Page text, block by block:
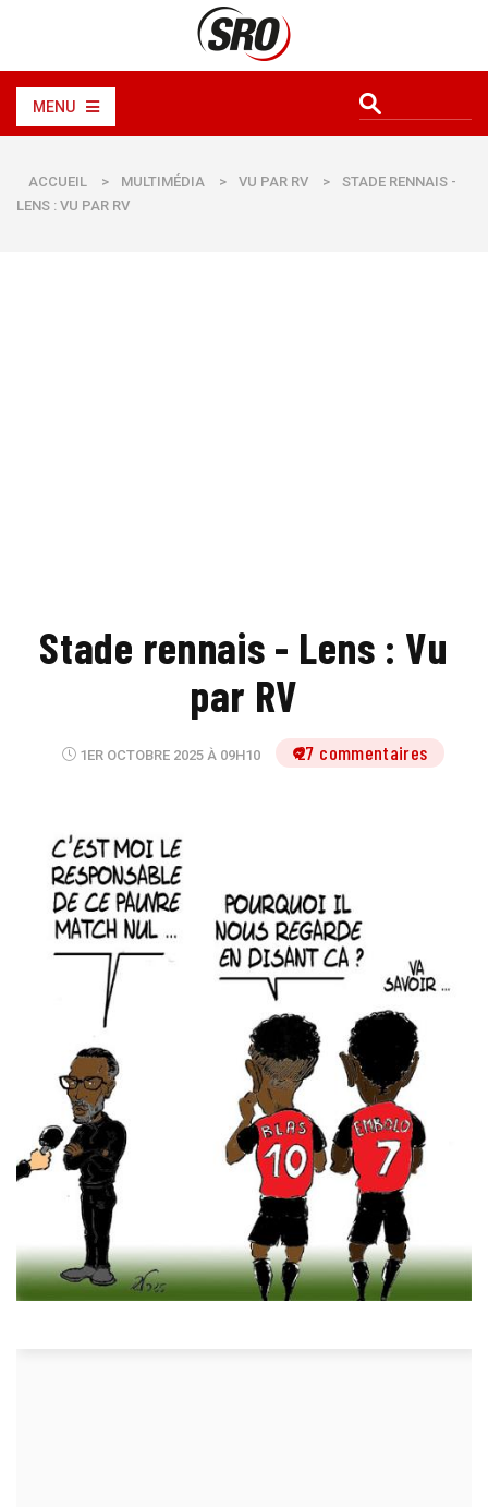
MENU
ACCUEIL > MULTIMÉDIA > VU PAR RV >
STADE RENNAIS -
LENS : VU PAR RV
Stade rennais - Lens : Vu
par RV
1ER OCTOBRE 2025 À 09H10 27 commentaires